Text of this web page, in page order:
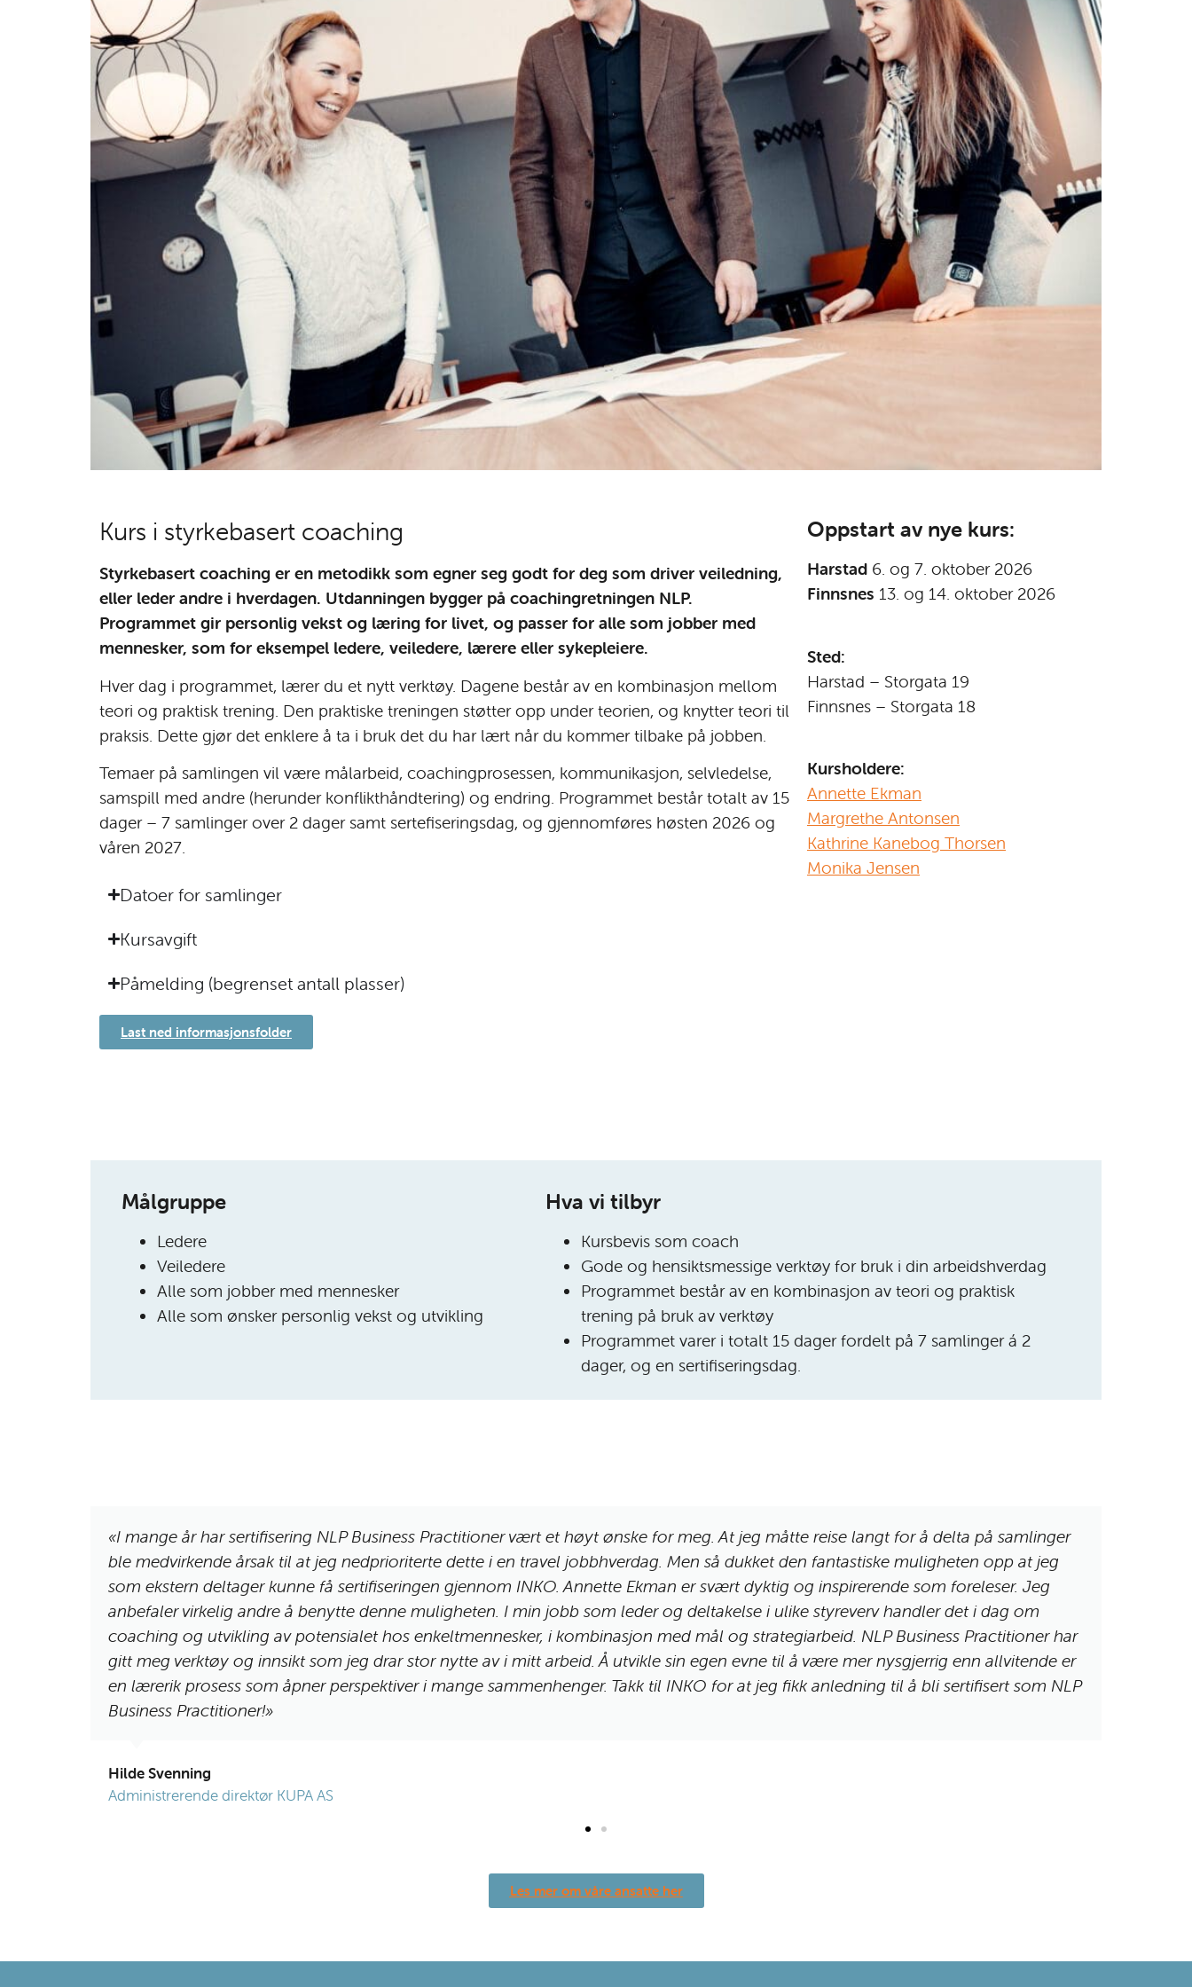
Kurs i styrkebasert coaching
Styrkebasert coaching er en metodikk som egner seg godt for deg som driver veiledning,
eller leder andre i hverdagen. Utdanningen bygger på coachingretningen NLP.
Programmet gir personlig vekst og læring for livet, og passer for alle som jobber med
mennesker, som for eksempel ledere, veiledere, lærere eller sykepleiere.
Hver dag i programmet, lærer du et nytt verktøy. Dagene består av en kombinasjon mellom
teori og praktisk trening. Den praktiske treningen støtter opp under teorien, og knytter teori til
praksis. Dette gjør det enklere å ta i bruk det du har lært når du kommer tilbake på jobben.
Temaer på samlingen vil være målarbeid, coachingprosessen, kommunikasjon, selvledelse,
samspill med andre (herunder konflikthåndtering) og endring. Programmet består totalt av 15
dager – 7 samlinger over 2 dager samt sertefiseringsdag, og gjennomføres høsten 2026 og
våren 2027.
Datoer for samlinger
Kursavgift
Påmelding (begrenset antall plasser)
Last ned informasjonsfolder
Oppstart av nye kurs:
Harstad 6. og 7. oktober 2026
Finnsnes 13. og 14. oktober 2026
Sted:
Harstad – Storgata 19
Finnsnes – Storgata 18
Kursholdere:
Annette Ekman
Margrethe Antonsen
Kathrine Kanebog Thorsen
Monika Jensen
Målgruppe
Ledere
Veiledere
Alle som jobber med mennesker
Alle som ønsker personlig vekst og utvikling
Hva vi tilbyr
Kursbevis som coach
Gode og hensiktsmessige verktøy for bruk i din arbeidshverdag
Programmet består av en kombinasjon av teori og praktisk
trening på bruk av verktøy
Programmet varer i totalt 15 dager fordelt på 7 samlinger á 2
dager, og en sertifiseringsdag.
«I mange år har sertifisering NLP Business Practitioner vært et høyt ønske for meg. At jeg måtte reise langt for å delta på samlinger
ble medvirkende årsak til at jeg nedprioriterte dette i en travel jobbhverdag. Men så dukket den fantastiske muligheten opp at jeg
som ekstern deltager kunne få sertifiseringen gjennom INKO. Annette Ekman er svært dyktig og inspirerende som foreleser. Jeg
anbefaler virkelig andre å benytte denne muligheten. I min jobb som leder og deltakelse i ulike styreverv handler det i dag om
coaching og utvikling av potensialet hos enkeltmennesker, i kombinasjon med mål og strategiarbeid. NLP Business Practitioner har
gitt meg verktøy og innsikt som jeg drar stor nytte av i mitt arbeid. Å utvikle sin egen evne til å være mer nysgjerrig enn allvitende er
en lærerik prosess som åpner perspektiver i mange sammenhenger. Takk til INKO for at jeg fikk anledning til å bli sertifisert som NLP
Business Practitioner!»
Hilde Svenning
Administrerende direktør KUPA AS
Les mer om våre ansatte her